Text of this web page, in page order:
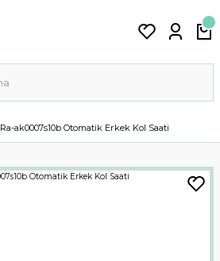
Ra-ak0007s10b Otomatik Erkek Kol Saati